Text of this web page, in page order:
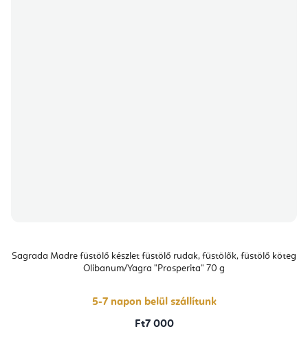
Sagrada Madre füstölő készlet füstölő rudak, füstölők, füstölő köteg
Olibanum/Yagra "Prosperita" 70 g
5-7 napon belül szállítunk
Ft7 000